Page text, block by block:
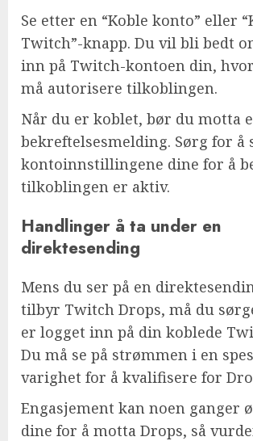
Se etter en “Koble konto” eller
Twitch”-knapp. Du vil bli bedt
inn på Twitch-kontoen din,
må autorisere tilkoblingen.
Når du er koblet, bør du motta
bekreftelsesmelding. Sørg for å
kontoinnstillingene dine for å
tilkoblingen er aktiv.
Handlinger å ta under en
direktesending
Mens du ser på en
tilbyr Twitch Drops, må du
er logget inn på din koblede
Du må se på strømmen i en
varighet for å kvalifisere for
Engasjement kan noen ganger
dine for å motta Drops, så